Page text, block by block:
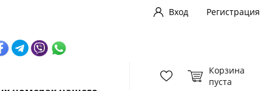
Вход
Регистрация
Корзина
пуста